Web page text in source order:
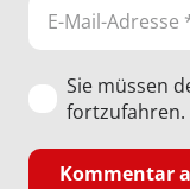
Sie müssen
fortzufahren.
Kommentar